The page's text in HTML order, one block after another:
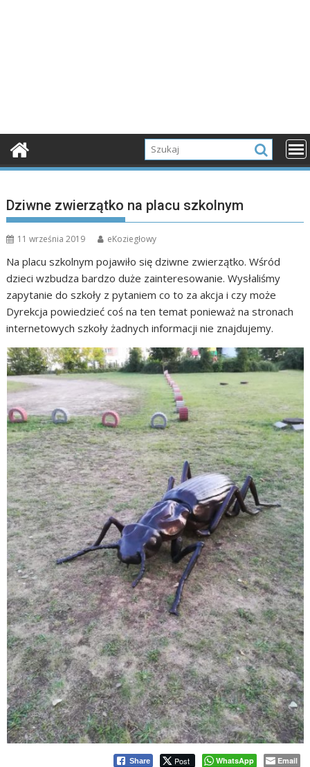
Dziwne zwierzątko na placu szkolnym
11 września 2019 eKoziegłowy
Na placu szkolnym pojawiło się dziwne zwierzątko. Wśród
dzieci wzbudza bardzo duże zainteresowanie. Wysłaliśmy
zapytanie do szkoły z pytaniem co to za akcja i czy może
Dyrekcja powiedzieć coś na ten temat ponieważ na stronach
internetowych szkoły żadnych informacji nie znajdujemy.
Share Post WhatsApp Email